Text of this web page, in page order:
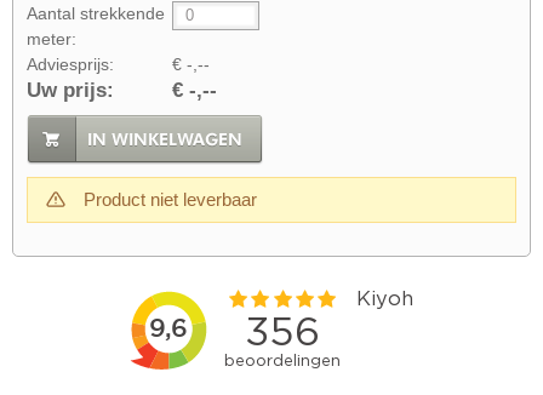
Aantal strekkende
meter:
Adviesprijs:
€ -,--
Uw prijs: € -,--
IN WINKELWAGEN
Product niet leverbaar